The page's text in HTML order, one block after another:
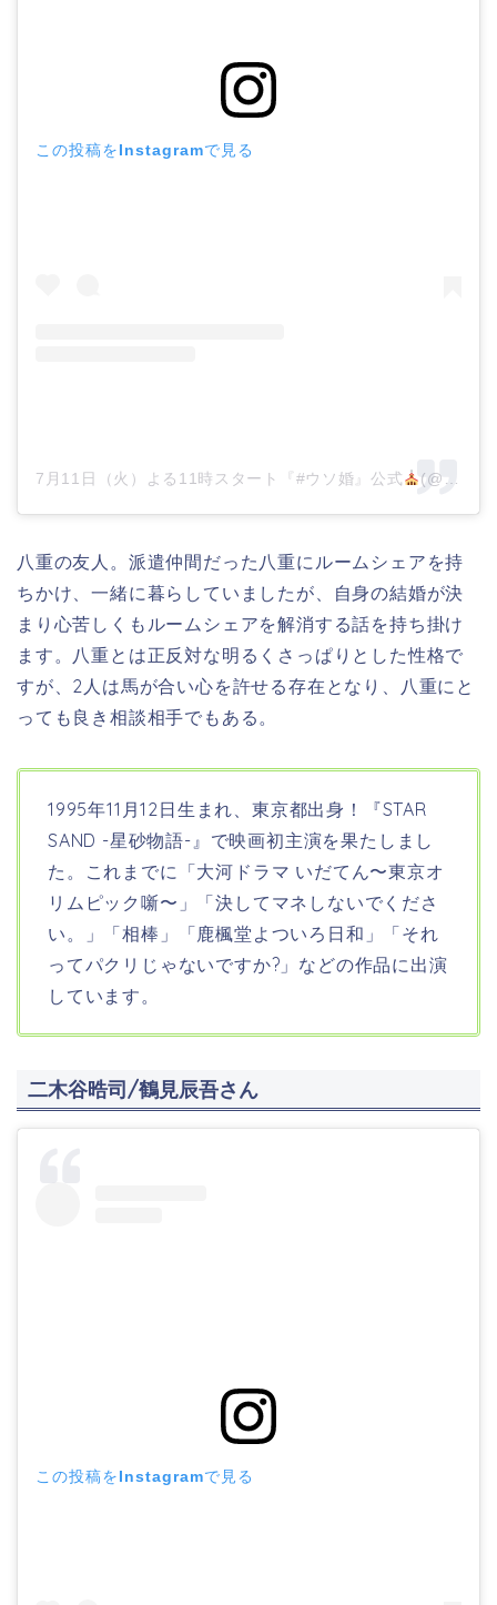
この投稿をInstagramで見る
7月11日（火）よる11時スタート『#ウソ婚』公式 (@kadora_11j)がシェアした投稿
八重の友人。派遣仲間だった八重にルームシェアを持
ちかけ、一緒に暮らしていましたが、自身の結婚が決
まり心苦しくもルームシェアを解消する話を持ち掛け
ます。八重とは正反対な明るくさっぱりとした性格で
すが、2人は馬が合い心を許せる存在となり、八重にと
っても良き相談相手でもある。
1995年11月12日生まれ、東京都出身！ 『STAR
SAND -星砂物語- 』で映画初主演を果たしまし
た。これまでに「大河ドラマ いだてん〜東京オ
リムピック噺〜」「決してマネしないでくださ
い。」「相棒」「鹿楓堂よついろ日和」「それ
ってパクリじゃないですか?」などの作品に出演
しています。
二木谷晧司/鶴見辰吾さん
この投稿をInstagramで見る